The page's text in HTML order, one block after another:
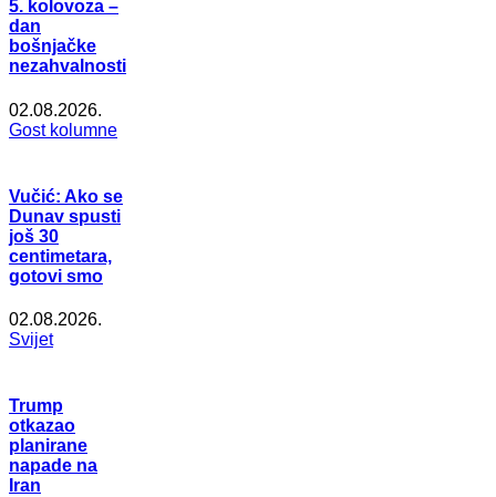
5. kolovoza –
dan
bošnjačke
nezahvalnosti
02.08.2026.
Gost kolumne
Vučić: Ako se
Dunav spusti
još 30
centimetara,
gotovi smo
02.08.2026.
Svijet
Trump
otkazao
planirane
napade na
Iran